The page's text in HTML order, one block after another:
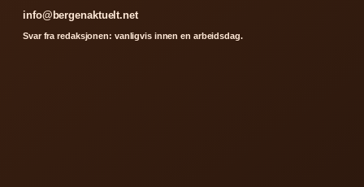
info@bergenaktuelt.net
Svar fra redaksjonen: vanligvis innen en arbeidsdag.